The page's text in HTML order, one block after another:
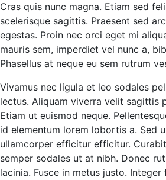
Cras quis nunc magna. Etiam sed
scelerisque sagittis. Praesent sed
egestas. Proin nec orci eget mi
mauris sem, imperdiet vel nunc a,
Phasellus at neque eu sem rutrum
Vivamus nec ligula et leo sodales
lectus. Aliquam viverra velit sagittis
Etiam ut euismod neque.
id elementum lorem lobortis a. Sed
ullamcorper efficitur efficitur.
semper sodales ut at nibh. Donec
lacinia. Fusce in metus justo.